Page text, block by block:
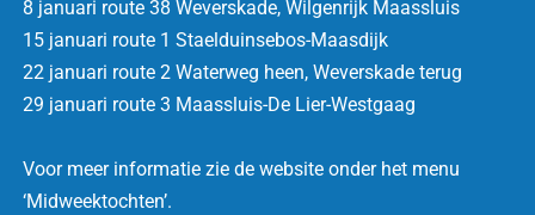
8 januari route 38 Weverskade, Wilgenrijk Maassluis
15 januari route 1 Staelduinsebos-Maasdijk
22 januari route 2 Waterweg heen, Weverskade terug
29 januari route 3 Maassluis-De Lier-Westgaag
Voor meer informatie zie de website onder het menu
‘Midweektochten’.